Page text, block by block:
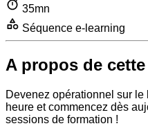
35mn
Séquence e-learning
A propos de
Devenez opérationnel sur
heure et commencez dès
sessions de formation !